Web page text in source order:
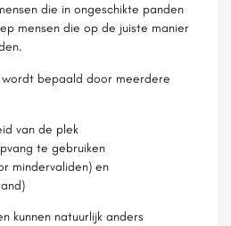
die in ongeschikte panden
mensen die op de juiste manier
bepaald door meerdere
van de plek
te gebruiken
mindervaliden) en
kunnen natuurlijk anders